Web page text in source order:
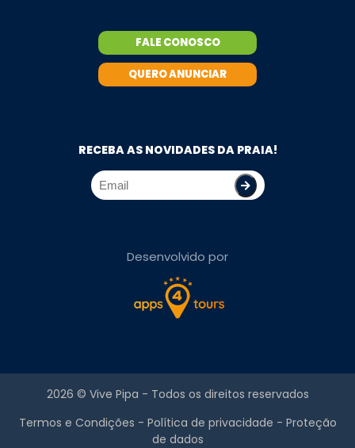
FALE CONOSCO
QUERO ANUNCIAR
RECEBA AS NOVIDADES DA PRAIA!
Desenvolvido por
2026 © Vive Pipa - Todos os direitos reservados
Termos e Condições - Política de privacidade - Proteção
de dados